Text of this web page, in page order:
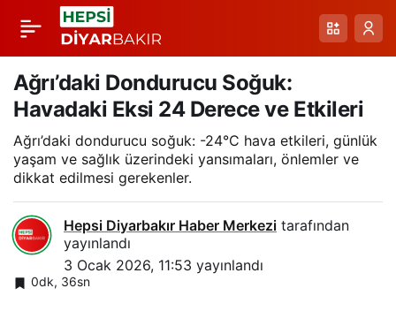
Ağrı’daki Dondurucu Soğuk:
Havadaki Eksi 24 Derece ve Etkileri
Ağrı’daki dondurucu soğuk: -24°C hava etkileri, günlük
yaşam ve sağlık üzerindeki yansımaları, önlemler ve
dikkat edilmesi gerekenler.
Hepsi Diyarbakır Haber Merkezi tarafından
yayınlandı
3 Ocak 2026, 11:53 yayınlandı
0dk, 36sn
Tatvan’da Yoğun Kar
Sonrası Soğuklar: Buz
Sarkıtları ve Güvenlik
Uyarıları
Paylaş